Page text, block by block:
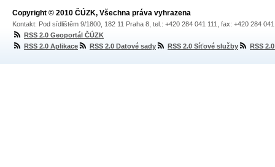
Copyright © 2010 ČÚZK, Všechna práva vyhrazena
Kontakt: Pod sídlištěm 9/1800, 182 11 Praha 8, tel.: +420 284 041 111, fax: +420 284
RSS 2.0 Geoportál ČÚZK
RSS 2.0 Aplikace
RSS 2.0 Datové sady RSS 2.0 Síťové služby RSS